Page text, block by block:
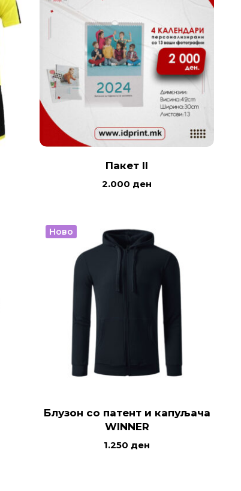
Пакет II
2.000 ден
Ново
Блузон со патент и капуљача
WINNER
1.250 ден